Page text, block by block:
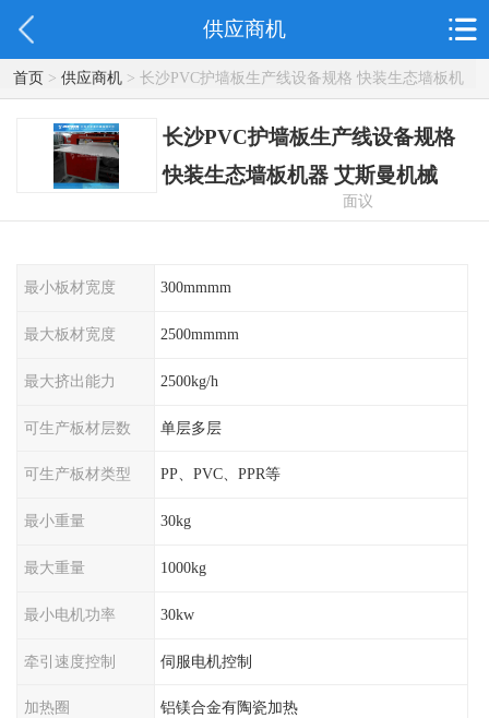
供应商机
首页> 供应商机> 长沙PVC护墙板生产线设备规格 快装生态墙板机
器 艾斯曼机械
长沙PVC护墙板生产线设备规格
快装生态墙板机器 艾斯曼机械
面议
最小板材宽度 300mmmm
最大板材宽度 2500mmmm
最大挤出能力 2500kg/h
可生产板材层数 单层多层
可生产板材类型 PP、PVC、PPR等
最小重量 30kg
最大重量 1000kg
最小电机功率 30kw
牵引速度控制 伺服电机控制
加热圈 铝镁合金有陶瓷加热